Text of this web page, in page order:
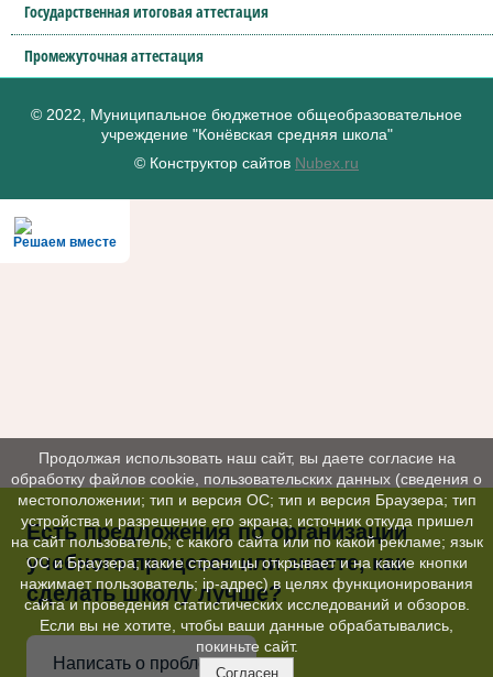
Государственная итоговая аттестация
Промежуточная аттестация
© 2022, Муниципальное бюджетное общеобразовательное
учреждение "Конёвская средняя школа"
© Конструктор сайтов Nubex.ru
Решаем вместе
Есть предложения по организации
учебного процесса или знаете, как
сделать школу лучше?
Написать о проблеме
Продолжая использовать наш сайт, вы даете согласие на
обработку файлов cookie, пользовательских данных (сведения о
местоположении; тип и версия ОС; тип и версия Браузера; тип
устройства и разрешение его экрана; источник откуда пришел
на сайт пользователь; с какого сайта или по какой рекламе; язык
ОС и Браузера; какие страницы открывает и на какие кнопки
нажимает пользователь; ip-адрес) в целях функционирования
сайта и проведения статистических исследований и обзоров.
Если вы не хотите, чтобы ваши данные обрабатывались,
покиньте сайт.
Согласен